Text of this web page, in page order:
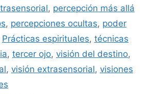
, percepción más allá
, percepciones ocultas, poder
Prácticas espirituales, técnicas
, tercer ojo, visión del destino,
, visión extrasensorial, visiones